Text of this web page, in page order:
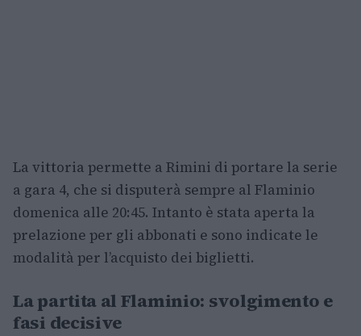
La vittoria permette a Rimini di portare la serie
a gara 4, che si disputerà sempre al Flaminio
domenica alle 20:45. Intanto è stata aperta la
prelazione per gli abbonati e sono indicate le
modalità per l’acquisto dei biglietti.
La partita al Flaminio: svolgimento e
fasi decisive